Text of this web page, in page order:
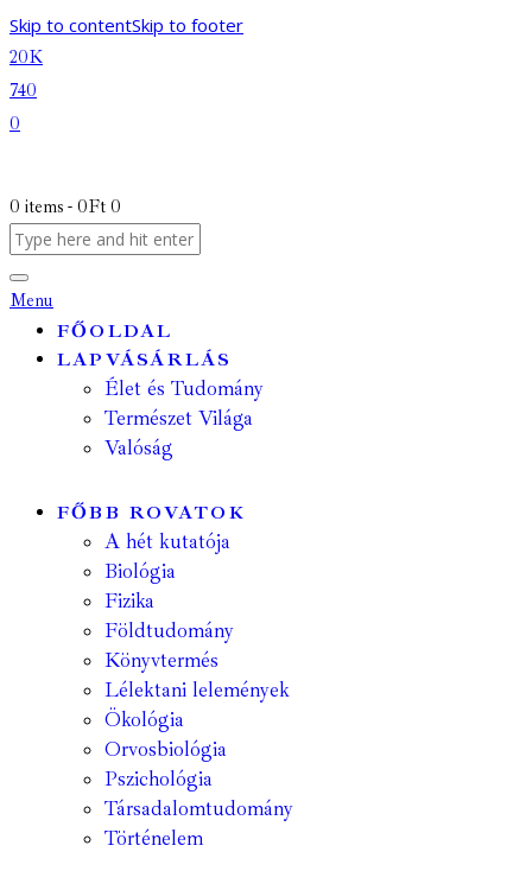
Skip to contentSkip to footer
20K
740
0
0 items - 0Ft 0
Menu
FŐOLDAL
LAPVÁSÁRLÁS
Élet és Tudomány
Természet Világa
Valóság
FŐBB ROVATOK
A hét kutatója
Biológia
Fizika
Földtudomány
Könyvtermés
Lélektani lelemények
Ökológia
Orvosbiológia
Pszichológia
Társadalomtudomány
Történelem